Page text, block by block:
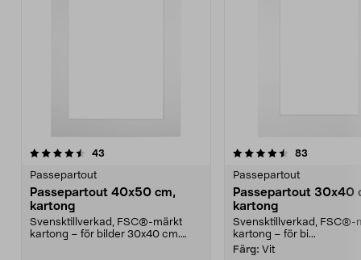
43
Passepartout
Passepartout 40x50 cm,
kartong
Svensktillverkad, FSC®-märkt
kartong – för bilder 30x40 cm.
4.5 av 5 stjärnor 83
Passepartout
Passepartout 30x40
kartong
Svensktillverkad, FSC®-
kartong – för bi...
Färg: Vit
4.5 av 5 stjärnor